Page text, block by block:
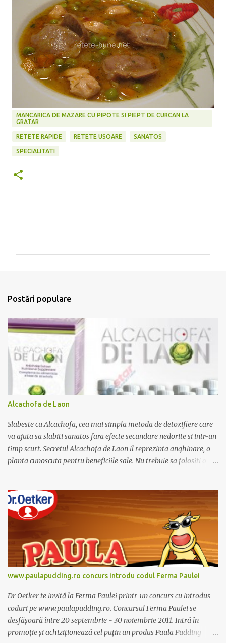
MANCARICA DE MAZARE CU PIPOTE SI PIEPT DE CURCAN LA
GRATAR
RETETE RAPIDE RETETE USOARE SANATOS
SPECIALITATI
r
i
i
Postări populare
Alcachofa de Laon
Slabeste cu Alcachofa, cea mai simpla metoda de detoxifiere care
va ajuta sa slabiti sanatos fara efecte secundare nedorite si intr-un
timp scurt. Secretul Alcachofa de Laon il reprezinta anghinare, o
planta cunoscuta pentru beneficiile sale. Nu trebuie sa folositi o
www.paulapudding.ro concurs introdu codul Ferma Paulei
Dr Oetker te invită la Ferma Paulei printr-un concurs cu introdus
coduri pe www.paulapudding.ro. Concursul Ferma Paulei se
desfășoară între 20 septembrie - 30 noiembrie 2011. Intră în
promoție și achiziționează cel puțin un produs Paula Pudding